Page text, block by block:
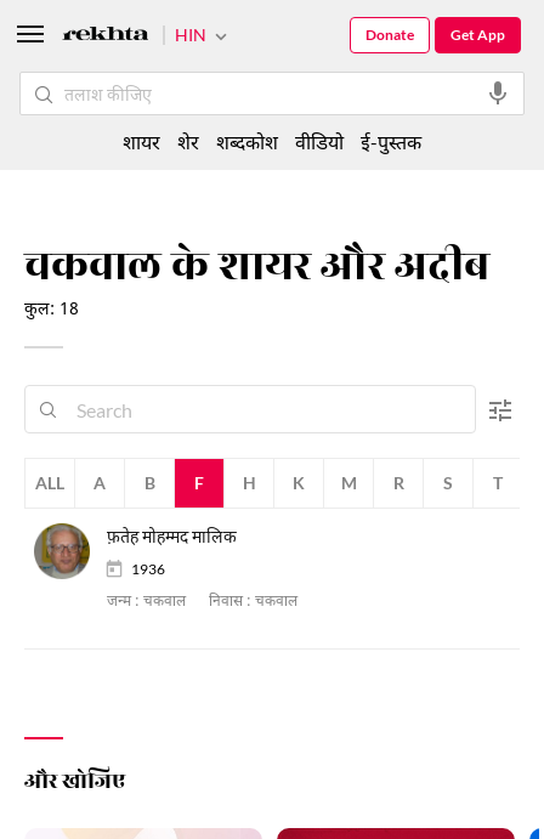
चकवाल के शायर और अदीब
कुल: 18
ALL A B F H K M R S T
फ़तेह मोहम्मद मालिक
1936
जन्म : चकवाल निवास : चकवाल
और खोजिए
HIN Get App
Donate
शायर शेर शब्दकोश वीडियो ई-पुस्तक